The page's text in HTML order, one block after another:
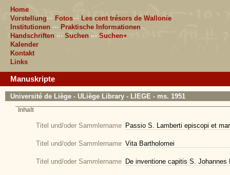
Home
Vorstellung··· Fotos··· Les cent trésors de Wallonie
Institutionen ··· Praktische Informationen
Handschriften ··· Suchen ··· Suchen+
Kalender
Kontakt
Links
Manuskripte
Université de Liège - ULiège Library - LIEGE - ms. 1951
Inhalt
Titel und/oder Sammlername Passio S. Lamberti episcopi et
Titel und/oder Sammlername Vita Bartholomei
Titel und/oder Sammlername De inventione capitis S. Johannes